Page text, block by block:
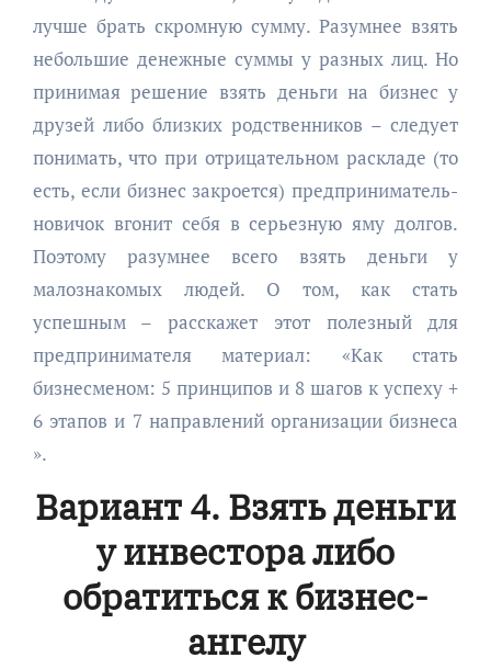
лучше брать скромную сумму. Разумнее взять
небольшие денежные суммы у разных лиц. Но
принимая решение взять деньги на бизнес у
друзей либо близких родственников – следует
понимать, что при отрицательном раскладе (то
есть, если бизнес закроется) предприниматель-
новичок вгонит себя в серьезную яму долгов.
Поэтому разумнее всего взять деньги у
малознакомых людей. О том, как стать
успешным – расскажет этот полезный для
предпринимателя материал: «Как стать
бизнесменом: 5 принципов и 8 шагов к успеху +
6 этапов и 7 направлений организации бизнеса
».
Вариант 4. Взять деньги
у инвестора либо
обратиться к бизнес-
ангелу